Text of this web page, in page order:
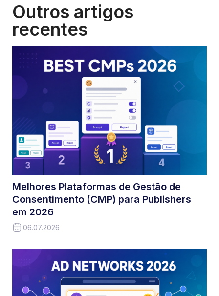
Outros artigos
recentes
Melhores Plataformas de Gestão de
Consentimento (CMP) para Publishers
em 2026
06.07.2026